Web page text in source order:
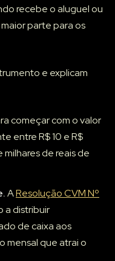
recebe o aluguel ou
parte para os
e explicam
começar com o valor
entre R$ 10 e R$
de reais de
AResolução CVM Nº
a distribuir
de caixa aos
mensal que atrai o